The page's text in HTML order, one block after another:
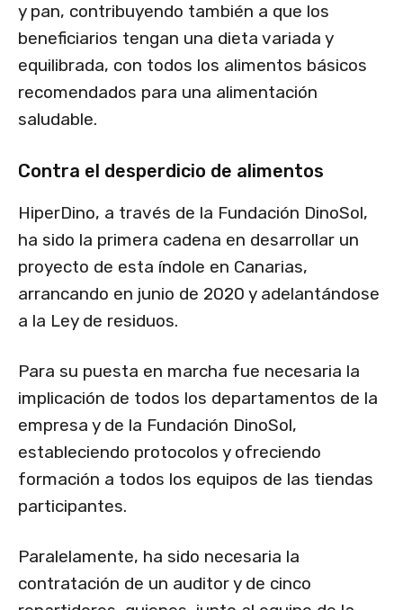
y pan, contribuyendo también a que los
beneficiarios tengan una dieta variada y
equilibrada, con todos los alimentos básicos
recomendados para una alimentación
saludable.
Contra el desperdicio de alimentos
HiperDino, a través de la Fundación DinoSol,
ha sido la primera cadena en desarrollar un
proyecto de esta índole en Canarias,
arrancando en junio de 2020 y adelantándose
a la Ley de residuos.
Para su puesta en marcha fue necesaria la
implicación de todos los departamentos de la
empresa y de la Fundación DinoSol,
estableciendo protocolos y ofreciendo
formación a todos los equipos de las tiendas
participantes.
Paralelamente, ha sido necesaria la
contratación de un auditor y de cinco